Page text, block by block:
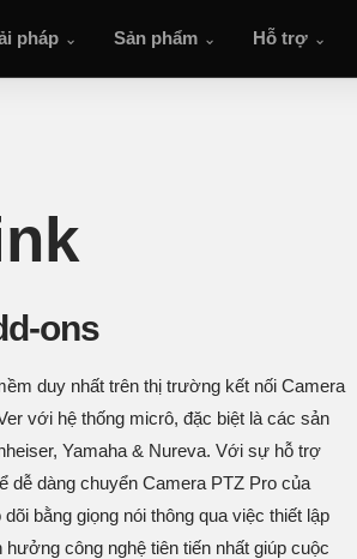
pháp Sản phẩm Hỗ trợ
ons
duy nhất trên thị trường kết nối Camera
với hệ thống micrô, đặc biệt là các sản
Yamaha & Nureva. Với sự hỗ trợ
dễ dàng chuyển Camera PTZ Pro của
bằng giọng nói thông qua việc thiết lập
công nghệ tiên tiến nhất giúp cuộc